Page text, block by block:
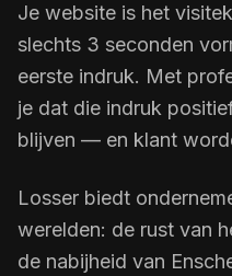
Je website is het
slechts 3 seconden
eerste indruk. Met
je dat die indruk
blijven — en klant
Losser biedt
werelden: de rust van
de nabijheid van